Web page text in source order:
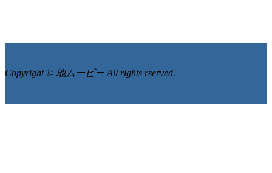
Copyright © 地ムービー All rights rserved.